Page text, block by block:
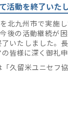
活動を終了いた
北九州市で実施
後の活動継続が
いたしました。長
皆様に深く御礼申
久留米ユニセフ